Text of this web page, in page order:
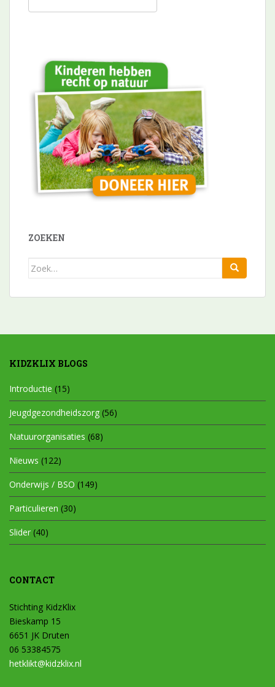
ZOEKEN
Zoek
KIDZKLIX BLOGS
Introductie (15)
Jeugdgezondheidszorg (56)
Natuurorganisaties (68)
Nieuws (122)
Onderwijs / BSO (149)
Particulieren (30)
Slider (40)
CONTACT
Stichting KidzKlix
Bieskamp 15
6651 JK Druten
06 53384575
hetklikt@kidzklix.nl